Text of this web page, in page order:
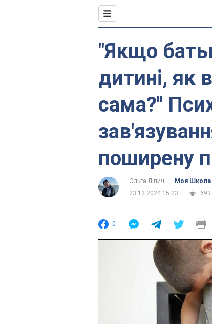
"Якщо
дитині, як
сама?"
поширену
Ольга Ліпич
Моя Школа
23.12.2024 15:23
693
0